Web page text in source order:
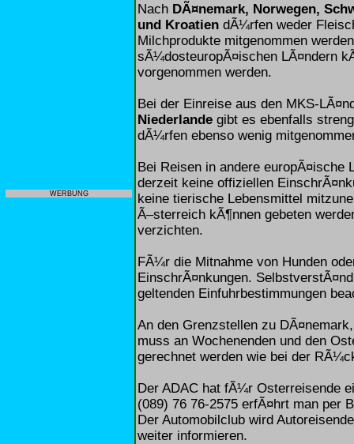
WERBUNG
Nach DÃ¤nemark, Norwegen,
und Kroatien dÃ¼rfen weder
Milchprodukte mitgenommen
sÃ¼dosteuropÃ¤ischen LÃ¤ndern
vorgenommen werden.
Bei der Einreise aus den MKS-
Niederlande gibt es ebenfalls
dÃ¼rfen ebenso wenig
Bei Reisen in andere europÃ¤ische
derzeit keine offiziellen
keine tierische Lebensmittel
Ã–sterreich kÃ¶nnen gebeten
verzichten.
FÃ¼r die Mitnahme von Hunden
EinschrÃ¤nkungen.
geltenden Einfuhrbestimmungen
An den Grenzstellen zu
muss an Wochenenden und den
gerechnet werden wie bei der
Der ADAC hat fÃ¼r Osterreisende
(089) 76 76-2575 erfÃ¤hrt man per
Der Automobilclub wird
weiter informieren.